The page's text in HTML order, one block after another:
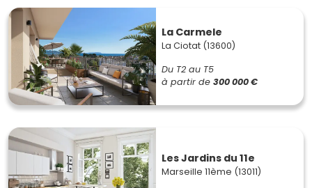
La Carmele
La Ciotat (13600)
Du T2 au T5
à partir de 300 000 €
Les Jardins du 11e
Marseille 11ème (13011)